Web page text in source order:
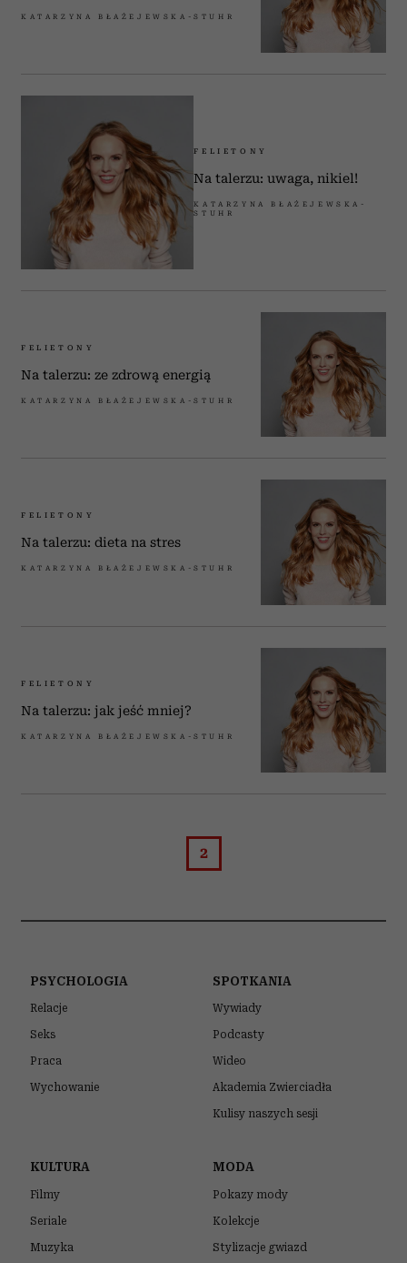
KATARZYNA BŁAŻEJEWSKA-STUHR
FELIETONY
Na talerzu: uwaga, nikiel!
KATARZYNA BŁAŻEJEWSKA-
STUHR
FELIETONY
Na talerzu: ze zdrową energią
KATARZYNA BŁAŻEJEWSKA-STUHR
FELIETONY
Na talerzu: dieta na stres
KATARZYNA BŁAŻEJEWSKA-STUHR
FELIETONY
Na talerzu: jak jeść mniej?
KATARZYNA BŁAŻEJEWSKA-STUHR
2
PSYCHOLOGIA
Relacje
Seks
Praca
Wychowanie
SPOTKANIA
Wywiady
Podcasty
Wideo
Akademia Zwierciadła
Kulisy naszych sesji
KULTURA
Filmy
Seriale
Muzyka
MODA
Pokazy mody
Kolekcje
Stylizacje gwiazd